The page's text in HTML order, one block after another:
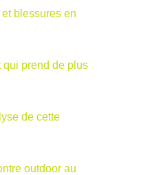
blessures en
qui prend de plus
de cette
outdoor au